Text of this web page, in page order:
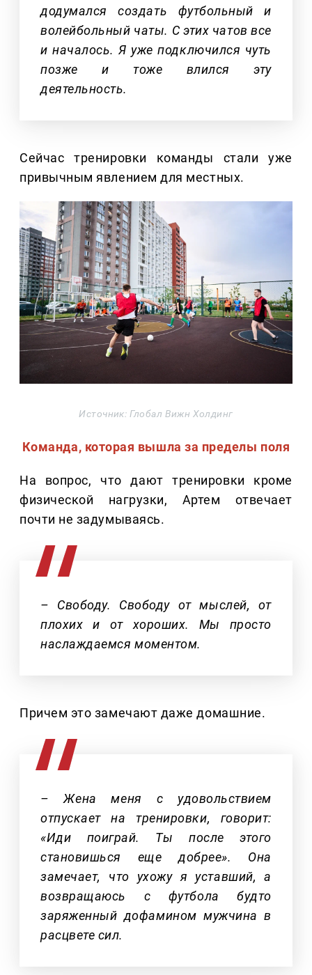
додумался создать футбольный и
волейбольный чаты. С этих чатов все
и началось. Я уже подключился чуть
позже и тоже влился эту
деятельность.
Сейчас тренировки команды стали уже
привычным явлением для местных.
Источник: Глобал Вижн Холдинг
Команда, которая вышла за пределы поля
На вопрос, что дают тренировки кроме
физической нагрузки, Артем отвечает
почти не задумываясь.
– Свободу. Свободу от мыслей, от
плохих и от хороших. Мы просто
наслаждаемся моментом.
Причем это замечают даже домашние.
– Жена меня с удовольствием
отпускает на тренировки, говорит:
«Иди поиграй. Ты после этого
становишься еще добрее». Она
замечает, что ухожу я уставший, а
возвращаюсь с футбола будто
заряженный дофамином мужчина в
расцвете сил.